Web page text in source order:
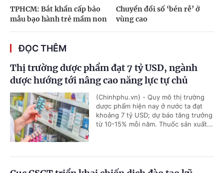
TPHCM: Bắt khẩn cấp bảo
mẫu bạo hành trẻ mầm non
Chuyển đổi số ‘bén rễ’ ở
vùng cao
ĐỌC THÊM
Thị trường dược phẩm đạt 7 tỷ USD, ngành
dược hướng tới nâng cao năng lực tự chủ
(Chinhphu.vn) - Quy mô thị trường
dược phẩm hiện nay ở nước ta đạt
khoảng 7 tỷ USD; dự báo tăng trưởng
từ 10-15% mỗi năm. Thuốc sản xuất...